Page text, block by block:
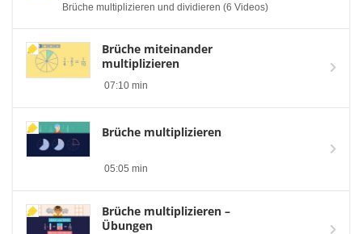
Brüche multiplizieren und dividieren (6 Videos)
Brüche miteinander
multiplizieren
07:10 min
Brüche multiplizieren
05:05 min
Brüche multiplizieren –
Übungen